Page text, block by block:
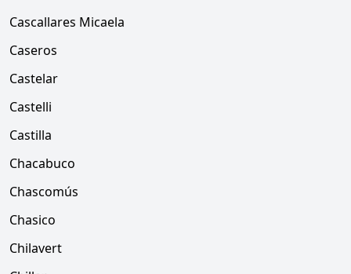
Cascallares Micaela
Caseros
Castelar
Castelli
Castilla
Chacabuco
Chascomús
Chasico
Chilavert